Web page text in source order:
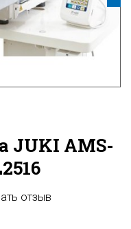
JUKI AMS-
отзыв